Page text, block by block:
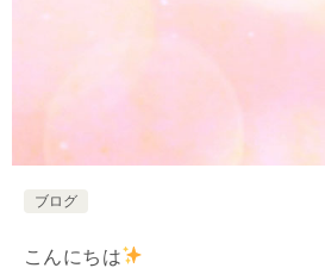
ブログ
こんにちは